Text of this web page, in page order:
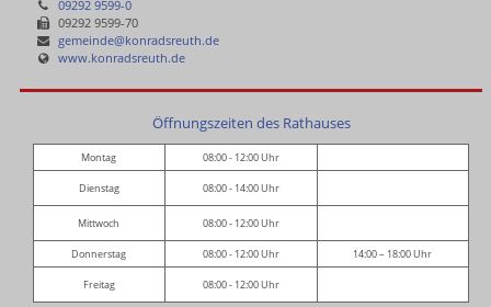
09292 9599-0
09292 9599-70
gemeinde@konradsreuth.de
www.konradsreuth.de
Öffnungszeiten des Rathauses
Montag 08:00 - 12:00 Uhr
Dienstag 08:00 - 14:00 Uhr
Mittwoch 08:00 - 12:00 Uhr
Donnerstag 08:00 - 12:00 Uhr 14:00 – 18:00 Uhr
Freitag 08:00 - 12:00 Uhr